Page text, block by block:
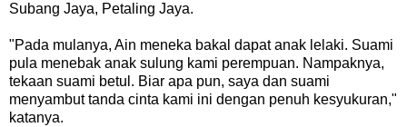
Subang Jaya, Petaling Jaya.
"Pada mulanya, Ain meneka bakal dapat anak lelaki. Suami
pula menebak anak sulung kami perempuan. Nampaknya,
tekaan suami betul. Biar apa pun, saya dan suami
menyambut tanda cinta kami ini dengan penuh kesyukuran,"
katanya.